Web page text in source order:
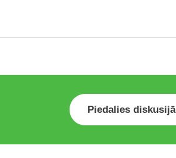
Piedalies diskusijā